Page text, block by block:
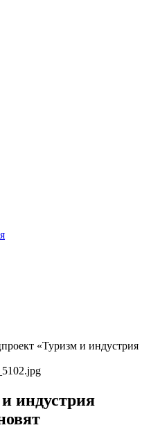
«Туризм и индустрия
индустрия